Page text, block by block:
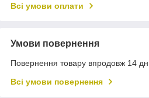
Всі умови оплати
Умови повернення
Повернення товару впродовж 14
Всі умови повернення